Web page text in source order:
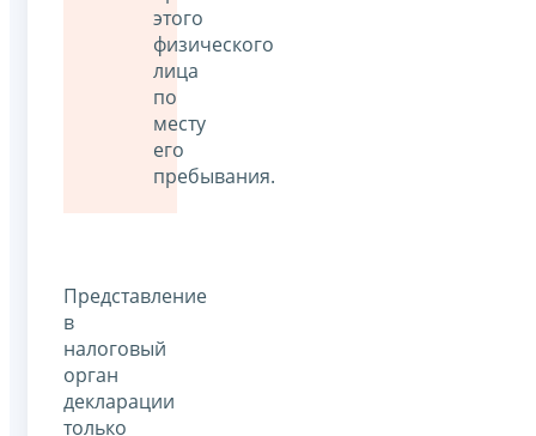
этого
физического
лица
по
месту
его
пребывания.
Представление
в
налоговый
орган
декларации
только